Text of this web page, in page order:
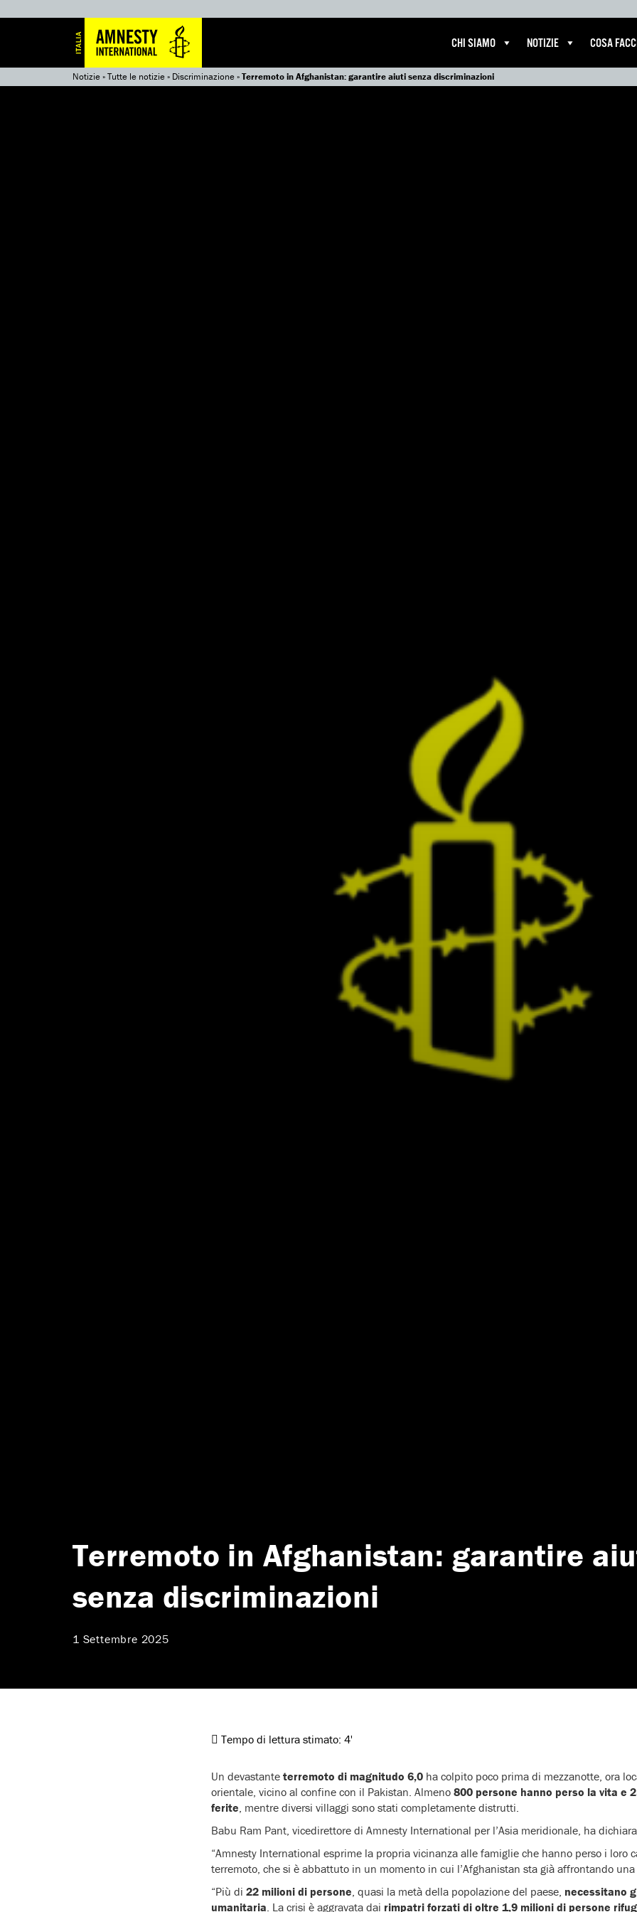
CHI SIAMO NOTIZIE COSA
Notizie»Tutte le notizie» Discriminazione»Terremoto in Afghanistan: garantire aiuti senza discriminazioni
Terremoto in Afghanistan: garantire
senza discriminazioni
1 Settembre 2025
Tempo di lettura stimato: 4'
Un devastante terremoto di magnitudo 6,0 ha colpito poco prima di mezzanotte, ora
orientale, vicino al confine con il Pakistan. Almeno 800 persone hanno perso la vita e
ferite, mentre diversi villaggi sono stati completamente distrutti.
Babu Ram Pant, vicedirettore di Amnesty International per l’Asia meridionale, ha
“Amnesty International esprime la propria vicinanza alle famiglie che hanno perso i loro
terremoto, che si è abbattuto in un momento in cui l’Afghanistan sta già affrontando
“Più di 22 milioni di persone, quasi la metà della popolazione del paese, necessitano
umanitaria. La crisi è aggravata dai rimpatri forzati di oltre 1,9 milioni di persone